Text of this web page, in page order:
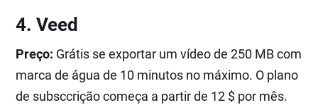
4. Veed
Preço: Grátis se exportar um vídeo de 250 MB com
marca de água de 10 minutos no máximo. O plano
de subsccrição começa a partir de 12 $ por mês.